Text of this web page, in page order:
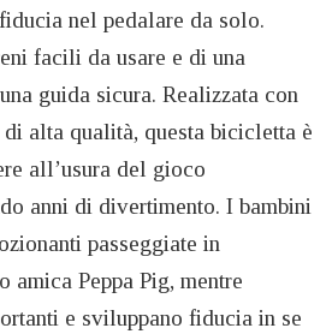
nel pedalare da solo.
facili da usare e di una
guida sicura. Realizzata con
alta qualità, questa bicicletta è
all’usura del gioco
anni di divertimento. I bambini
passeggiate in
amica Peppa Pig, mentre
e sviluppano fiducia in se